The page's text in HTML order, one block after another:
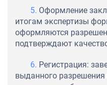
Оформление
итогам экспертизы
оформляются
подтверждают
Регистрация:
выданного разрешения